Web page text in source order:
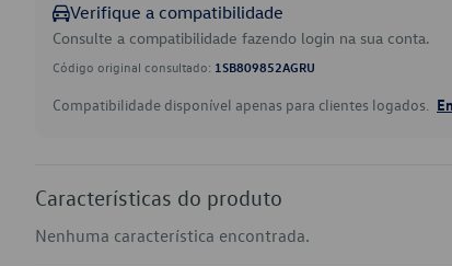
Verifique a compatibilidade
Consulte a compatibilidade fazendo login na sua conta.
Código original consultado: 1SB809852AGRU
Compatibilidade disponível apenas para clientes logados.
Características do produto
Nenhuma característica encontrada.